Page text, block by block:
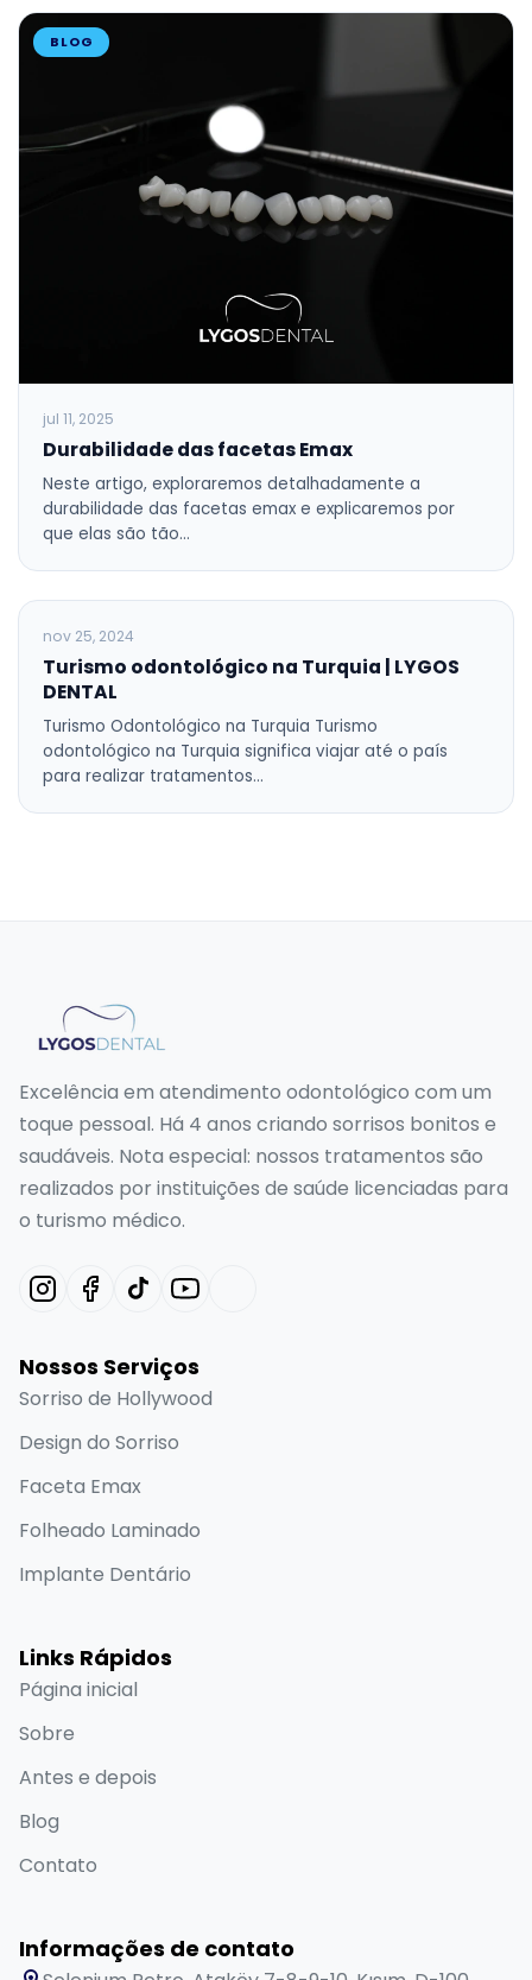
BLOG
jul 11, 2025
Durabilidade das facetas Emax
Neste artigo, exploraremos detalhadamente a
durabilidade das facetas emax e explicaremos por
que elas são tão…
BLOG
nov 25, 2024
Turismo odontológico na Turquia | LYGOS
DENTAL
Turismo Odontológico na Turquia Turismo
odontológico na Turquia significa viajar até o país
para realizar tratamentos…
Excelência em atendimento odontológico com um
toque pessoal. Há 4 anos criando sorrisos bonitos e
saudáveis. Nota especial: nossos tratamentos são
realizados por instituições de saúde licenciadas para
o turismo médico.
Nossos Serviços
Sorriso de Hollywood
Design do Sorriso
Faceta Emax
Folheado Laminado
Implante Dentário
Links Rápidos
Página inicial
Sobre
Antes e depois
Blog
Contato
Informações de contato